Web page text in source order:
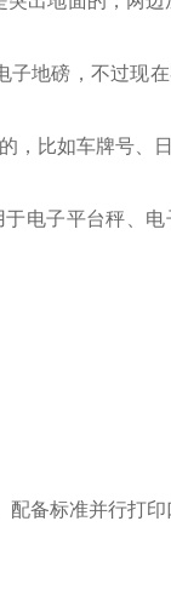
地磅，不过现
，比如车牌号、
电子平台秤、
配备标准并行打